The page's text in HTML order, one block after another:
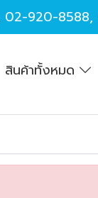
02-920-8588,
สินค้าทั้งหมด